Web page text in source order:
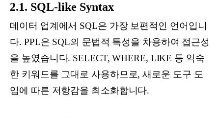
2.1. SQL-like Syntax
데이터 업계에서 SQL은 가장 보편적인 언어입니
다. PPL은 SQL의 문법적 특성을 차용하여 접근성
을 높였습니다. SELECT, WHERE, LIKE 등 익숙
한 키워드를 그대로 사용하므로, 새로운 도구 도
입에 따른 저항감을 최소화합니다.